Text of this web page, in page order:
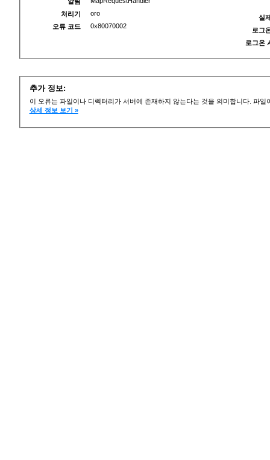
처리기
oro
오류 코드
0x80070002
실
로그
로그온
추가 정보:
이 오류는 파일이나 디렉터리가 서버에 존재하지 않는다는 것을 의미합니다. 파
상세 정보 보기 »